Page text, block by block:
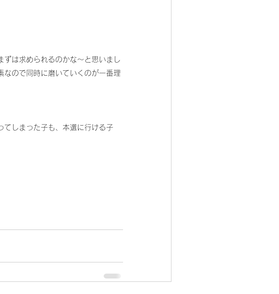
ずは求められるのかな～と思いまし
なので同時に磨いていくのが一番理
てしまった子も、本選に行ける子